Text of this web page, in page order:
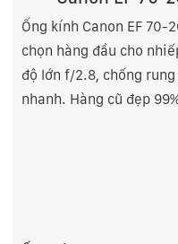
Ống kính Canon EF 70-
chọn hàng đầu cho
độ lớn f/2.8, chống
nhanh. Hàng cũ đẹp